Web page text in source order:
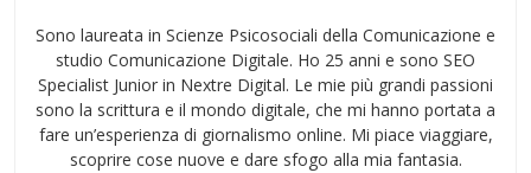
Sono laureata in Scienze Psicosociali della Comunicazione e
studio Comunicazione Digitale. Ho 25 anni e sono SEO
Specialist Junior in Nextre Digital. Le mie più grandi passioni
sono la scrittura e il mondo digitale, che mi hanno portata a
fare un’esperienza di giornalismo online. Mi piace viaggiare,
scoprire cose nuove e dare sfogo alla mia fantasia.